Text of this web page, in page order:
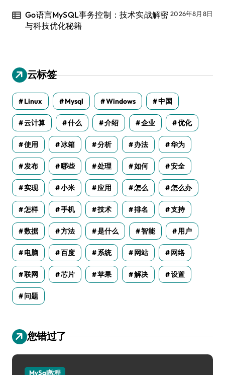
Go语言MySQL事务控制：技术实战解密
与科技优化秘籍
2026年8月8日
云标签
Linux Mysql Windows 中国
云计算 什么 介绍 企业 优化
使用 冰箱 分析 办法 华为
发布 哪些 处理 如何 安全
实现 小米 应用 怎么 怎么办
怎样 手机 技术 排名 支持
数据 方法 是什么 智能 用户
电脑 百度 系统 网站 网络
联网 芯片 苹果 解决 设置
问题
您错过了
MySql教程